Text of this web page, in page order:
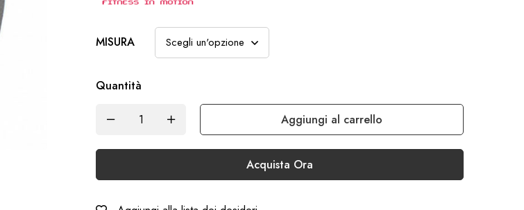
MISURA
Quantità
Aggiungi al carrello
Acquista Ora